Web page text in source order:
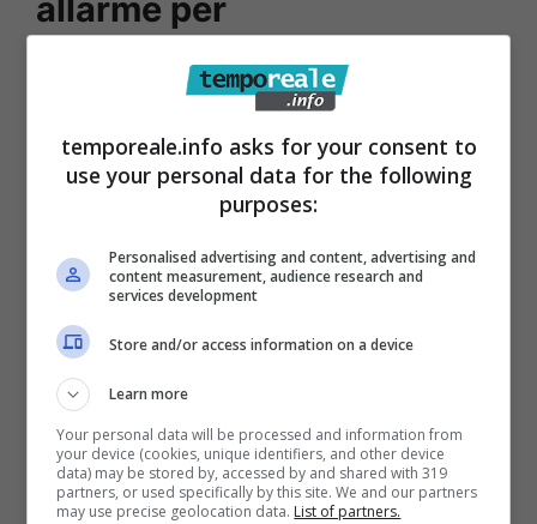
allarme per
contaminazione batterica:
le precisazioni sul ritiro dal
commercio
Stando a quanto si apprende dalle
comunicazioni del Ministero della Salute, con
ulteriore diffusione avvenuta tramite il portale
web ‘Il fatto alimentare’, da sempre molto
attento a questo tipo di tematiche,
Caseificio Social Valsabbino ha richiamato
due lotti di formaggella a latte crudo per
contaminazione batterica.
temporeale.info asks for your consent to
use your personal data for the following
purposes:
Personalised advertising and content, advertising and
content measurement, audience research and
services development
Store and/or access information on a device
Learn more
Your personal data will be processed and information from
your device (cookies, unique identifiers, and other device
data) may be stored by, accessed by and shared with 319
partners, or used specifically by this site. We and our partners
may use precise geolocation data. List of partners.